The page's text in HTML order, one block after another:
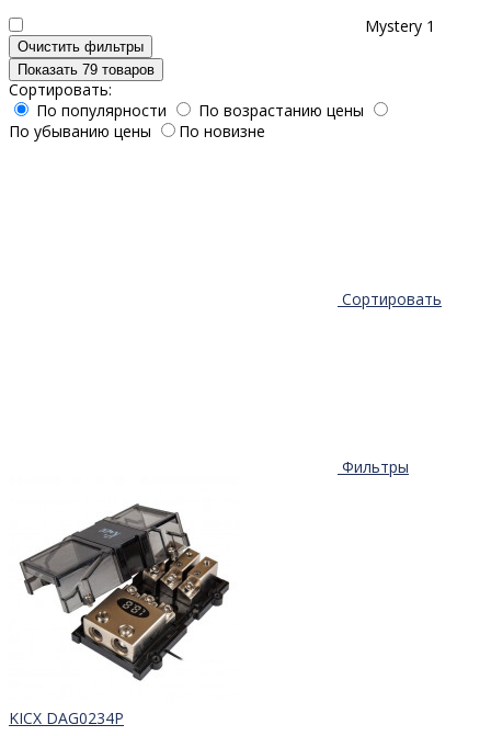
Mystery 1
Очистить фильтры
Показать 79 товаров
Сортировать:
По популярности
По возрастанию цены
По убыванию цены
По новизне
Сортировать
Фильтры
KICX DAG0234P